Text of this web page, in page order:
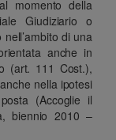
momento della
Giudiziario o
di una
anche in
(art. 111 Cost.),
nella ipotesi
(Accoglie il
biennio 2010 –